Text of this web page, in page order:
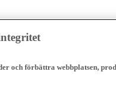
och förbättra webbplatsen,